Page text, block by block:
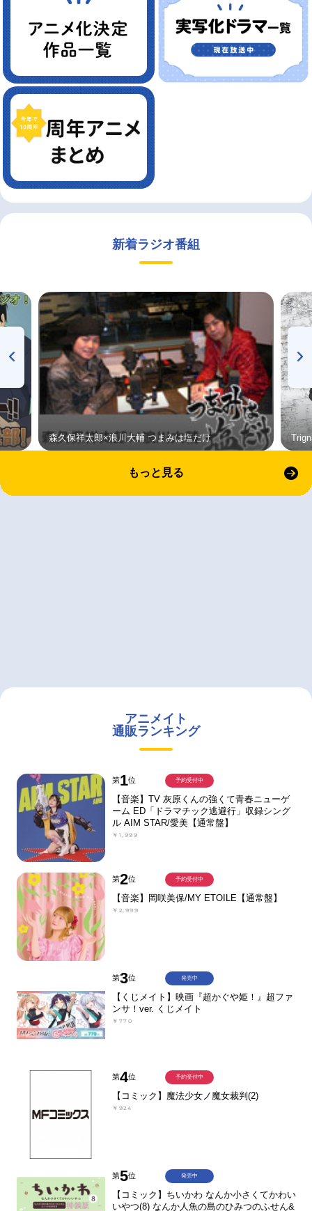
新着ラジオ番組
森久保祥太郎×浪川大輔 つまみは塩だけ
もっと見る
アニメイト
通販ランキング
第1位
【音楽】TV 灰原くんの強くて青春ニューゲ
ーム ED「ドラマチック逃避行」収録シング
ル AIM STAR/愛美【通常盤】
￥1,999
予約受付中
第2位
【音楽】岡咲美保/MY ETOILE【通常盤】
￥2,999
予約受付中
第3位
【くじメイト】映画『超かぐや姫！』超ファ
ンサ！ver. くじメイト
￥770
発売中
第4位
【コミック】魔法少女ノ魔女裁判(2)
￥924
予約受付中
第5位
【コミック】ちいかわ なんか小さくてかわい
いやつ(8) なんか人魚の島のひみつのふせん&
発売中